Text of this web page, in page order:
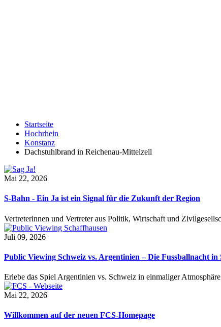
Startseite
Hochrhein
Konstanz
Dachstuhlbrand in Reichenau-Mittelzell
Mai 22, 2026
S-Bahn - Ein Ja ist ein Signal für die Zukunft der Region
Vertreterinnen und Vertreter aus Politik, Wirtschaft und
Juli 09, 2026
Public Viewing Schweiz vs. Argentinien – Die Fussballnacht in
Erlebe das Spiel Argentinien vs. Schweiz in einmaliger
Mai 22, 2026
Willkommen auf der neuen FCS-Homepage